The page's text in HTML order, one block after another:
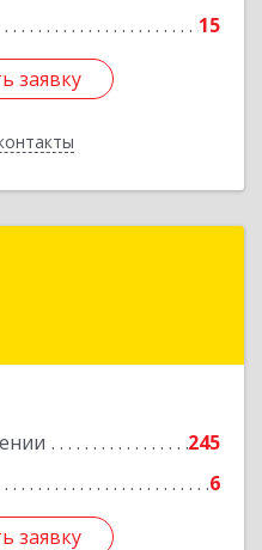
15
заявку
заявку
245
6
заявку
Сызрань г, Кирова ул,
заявку